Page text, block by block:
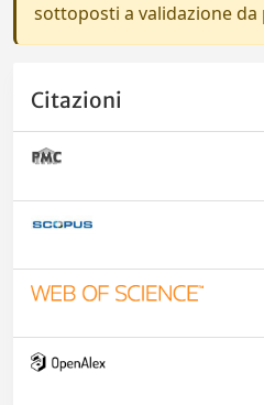
sottoposti a validazione
Citazioni